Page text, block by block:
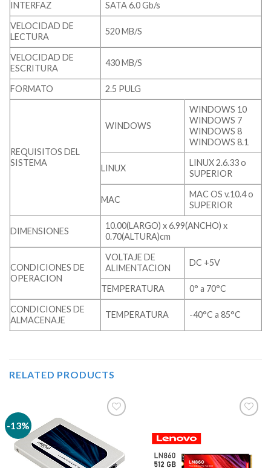
INTERFAZ
SATA 6.0 Gb/s
VELOCIDAD DE
LECTURA
520 MB/S
VELOCIDAD DE
ESCRITURA
430 MB/S
FORMATO 2.5 PULG
REQUISITOS DEL
SISTEMA
WINDOWS
WINDOWS 10
WINDOWS 7
WINDOWS 8
WINDOWS 8.1
LINUX
LINUX 2.6.33 o
SUPERIOR
MAC
MAC OS v.10.4 o
SUPERIOR
DIMENSIONES
10.00(LARGO) x 6.99(ANCHO) x
0.70(ALTURA)cm
CONDICIONES DE
OPERACION
VOLTAJE DE
ALIMENTACION
DC +5V
TEMPERATURA
0° a 70°C
CONDICIONES DE
ALMACENAJE
TEMPERATURA -40°C a 85°C
RELATED PRODUCTS
-13%
Añadir
a la
lista de
a la
lista de